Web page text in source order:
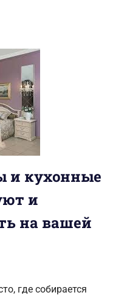
и кухонные
и
на вашей
где собирается